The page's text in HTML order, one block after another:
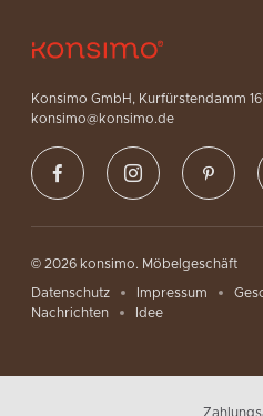
Konsimo GmbH, Kurfürstendamm
konsimo@konsimo.de
© 2026 konsimo. Möbelgeschäft
Datenschutz Impressum
Nachrichten
Idee